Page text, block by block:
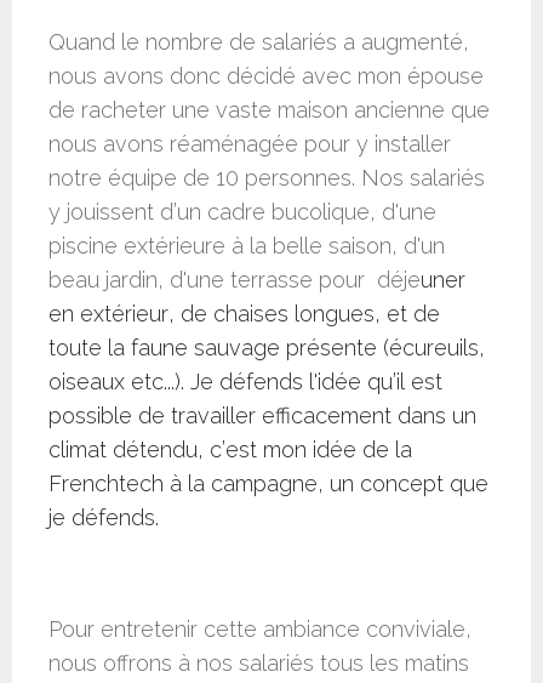
Quand le nombre de salariés a augmenté,
nous avons donc décidé avec mon épouse
de racheter une vaste maison ancienne que
nous avons réaménagée pour y installer
notre équipe de 10 personnes. Nos salariés
y jouissent d’un cadre bucolique, d'une
piscine extérieure à la belle saison, d'un
beau jardin, d'une terrasse pour déjeuner
en extérieur, de chaises longues, et de
toute la faune sauvage présente (écureuils,
oiseaux etc...). Je défends l'idée qu’il est
possible de travailler efficacement dans un
climat détendu, c’est mon idée de la
Frenchtech à la campagne, un concept que
je défends.
Pour entretenir cette ambiance conviviale,
nous offrons à nos salariés tous les matins